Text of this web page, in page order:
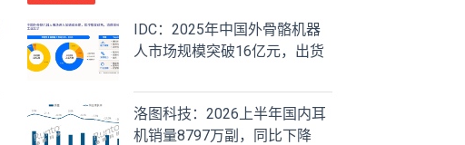
IDC：2025年中国外骨骼机器
人市场规模突破16亿元，出货
洛图科技：2026上半年国内耳
机销量8797万副，同比下降